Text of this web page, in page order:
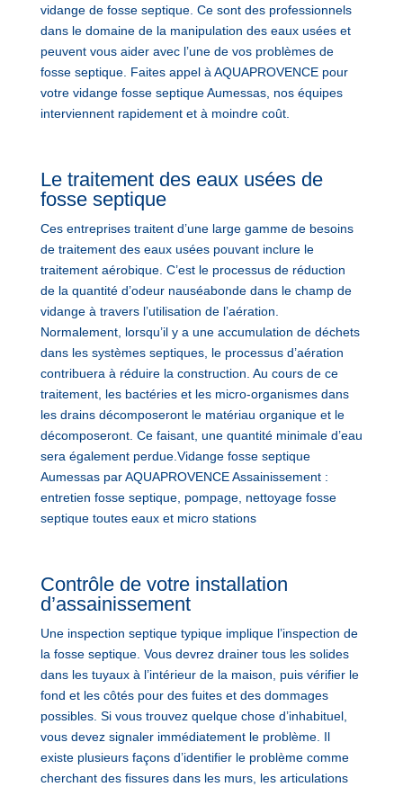
vidange de fosse septique. Ce sont des professionnels
dans le domaine de la manipulation des eaux usées et
peuvent vous aider avec l’une de vos problèmes de
fosse septique. Faites appel à AQUAPROVENCE pour
votre vidange fosse septique Aumessas, nos équipes
interviennent rapidement et à moindre coût.
Le traitement des eaux usées de
fosse septique
Ces entreprises traitent d’une large gamme de besoins
de traitement des eaux usées pouvant inclure le
traitement aérobique. C’est le processus de réduction
de la quantité d’odeur nauséabonde dans le champ de
vidange à travers l’utilisation de l’aération.
Normalement, lorsqu’il y a une accumulation de déchets
dans les systèmes septiques, le processus d’aération
contribuera à réduire la construction. Au cours de ce
traitement, les bactéries et les micro-organismes dans
les drains décomposeront le matériau organique et le
décomposeront. Ce faisant, une quantité minimale d’eau
sera également perdue.Vidange fosse septique
Aumessas par AQUAPROVENCE Assainissement :
entretien fosse septique, pompage, nettoyage fosse
septique toutes eaux et micro stations
Contrôle de votre installation
d’assainissement
Une inspection septique typique implique l’inspection de
la fosse septique. Vous devrez drainer tous les solides
dans les tuyaux à l’intérieur de la maison, puis vérifier le
fond et les côtés pour des fuites et des dommages
possibles. Si vous trouvez quelque chose d’inhabituel,
vous devez signaler immédiatement le problème. Il
existe plusieurs façons d’identifier le problème comme
cherchant des fissures dans les murs, les articulations